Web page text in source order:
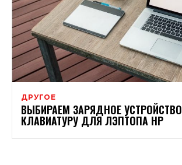
ДРУГОЕ
ВЫБИРАЕМ ЗАРЯДНОЕ
КЛАВИАТУРУ ДЛЯ ЛЭПТОПА НР